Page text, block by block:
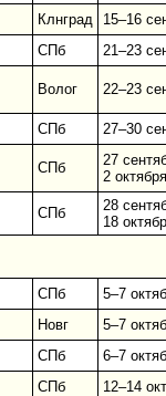
Клнград 15–16
СПб 21–23
Волог 22–23
СПб 27–30
СПб
27
2 октября
СПб
28
18
СПб 5–7
Новг 5–7
СПб 6–7
СПб 12–14